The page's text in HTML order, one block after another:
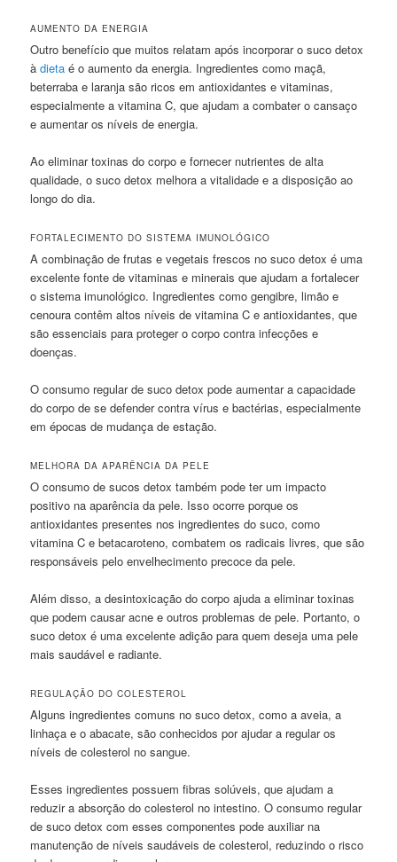
AUMENTO DA ENERGIA
Outro benefício que muitos relatam após incorporar o suco detox
àdieta é o aumento da energia. Ingredientes como maçã,
beterraba e laranja são ricos em antioxidantes e vitaminas,
especialmente a vitamina C, que ajudam a combater o cansaço
e aumentar os níveis de energia.
Ao eliminar toxinas do corpo e fornecer nutrientes de alta
qualidade, o suco detox melhora a vitalidade e a disposição ao
longo do dia.
FORTALECIMENTO DO SISTEMA IMUNOLÓGICO
A combinação de frutas e vegetais frescos no suco detox é uma
excelente fonte de vitaminas e minerais que ajudam a fortalecer
o sistema imunológico. Ingredientes como gengibre, limão e
cenoura contêm altos níveis de vitamina C e antioxidantes, que
são essenciais para proteger o corpo contra infecções e
doenças.
O consumo regular de suco detox pode aumentar a capacidade
do corpo de se defender contra vírus e bactérias, especialmente
em épocas de mudança de estação.
MELHORA DA APARÊNCIA DA PELE
O consumo de sucos detox também pode ter um impacto
positivo na aparência da pele. Isso ocorre porque os
antioxidantes presentes nos ingredientes do suco, como
vitamina C e betacaroteno, combatem os radicais livres, que são
responsáveis pelo envelhecimento precoce da pele.
Além disso, a desintoxicação do corpo ajuda a eliminar toxinas
que podem causar acne e outros problemas de pele. Portanto, o
suco detox é uma excelente adição para quem deseja uma pele
mais saudável e radiante.
REGULAÇÃO DO COLESTEROL
Alguns ingredientes comuns no suco detox, como a aveia, a
linhaça e o abacate, são conhecidos por ajudar a regular os
níveis de colesterol no sangue.
Esses ingredientes possuem fibras solúveis, que ajudam a
reduzir a absorção do colesterol no intestino. O consumo regular
de suco detox com esses componentes pode auxiliar na
manutenção de níveis saudáveis de colesterol, reduzindo o risco